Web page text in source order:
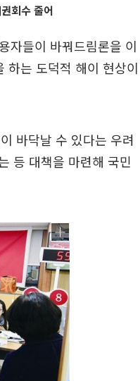
회수 줄어
자들이 바꿔드림론을 이
하는 도덕적 해이 현상이
바닥날 수 있다는 우려
등 대책을 마련해 국민